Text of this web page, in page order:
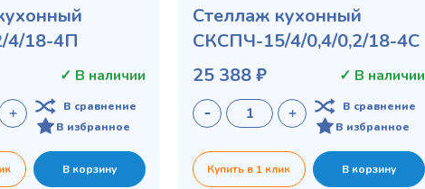
4/18-4П
✓ В наличии
В сравнение
В избранное
В корзину
Стеллаж кухонный
СКСПЧ-15/4/0,4/0,2/18-4С
25 388 ₽
✓ В наличии
В сравнение
В избранное
Купить в 1 клик В корзину